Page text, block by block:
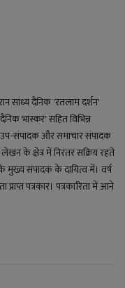
सांध्य दैनिक 'रतलाम दर्शन'
भास्कर' सहित विभिन्न
उप-संपादक और समाचार संपादक
लेखन के क्षेत्र में निरंतर सक्रिय रहते
मुख्य संपादक के दायित्व में। वर्ष
पत्रकार। पत्रकारिता में आने